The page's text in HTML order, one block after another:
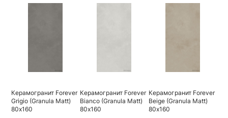
Керамогранит Forever
Grigio (Granula Matt)
80х160
Керамогранит Forever
Bianco (Granula Matt)
80х160
Керамогранит Forever
Beige (Granula Matt)
80х160